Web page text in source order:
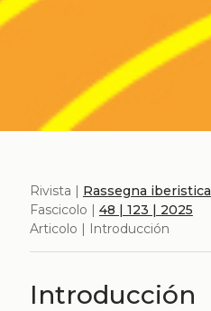
Rivista | Rassegna iberistica
Fascicolo | 48 | 123 | 2025
Articolo | Introducción
Introducción